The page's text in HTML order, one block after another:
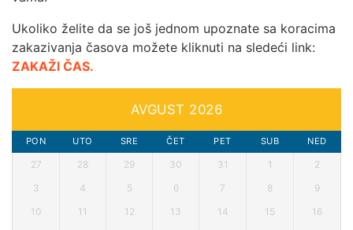
Ukoliko želite da se još jednom upoznate sa koracima
zakazivanja časova možete kliknuti na sledeći link:
ZAKAŽI ČAS.
AVGUST 2026
PON UTO SRE ČET PET SUB NED
27 28 29 30 31 1
2
3
4 5 6 7 8
9
10
11 12 13 14 15
16